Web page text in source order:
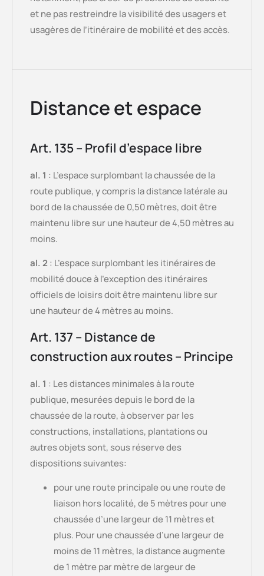
et ne pas restreindre la visibilité des usagers et
usagères de l’itinéraire de mobilité et des accès.
Distance et espace
Art. 135 – Profil d’espace libre
al. 1 : L’espace surplombant la chaussée de la
route publique, y compris la distance latérale au
bord de la chaussée de 0,50 mètres, doit être
maintenu libre sur une hauteur de 4,50 mètres au
moins.
al. 2 : L’espace surplombant les itinéraires de
mobilité douce à l’exception des itinéraires
officiels de loisirs doit être maintenu libre sur
une hauteur de 4 mètres au moins.
Art. 137 – Distance de
construction aux routes – Principe
al. 1 : Les distances minimales à la route
publique, mesurées depuis le bord de la
chaussée de la route, à observer par les
constructions, installations, plantations ou
autres objets sont, sous réserve des
dispositions suivantes:
pour une route principale ou une route de
liaison hors localité, de 5 mètres pour une
chaussée d’une largeur de 11 mètres et
plus. Pour une chaussée d’une largeur de
moins de 11 mètres, la distance augmente
de 1 mètre par mètre de largeur de